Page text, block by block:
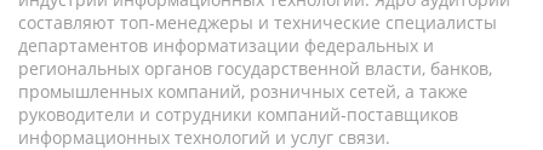
составляют топ-менеджеры и технические специалисты
департаментов информатизации федеральных и
региональных органов государственной власти, банков,
промышленных компаний, розничных сетей, а также
руководители и сотрудники компаний-поставщиков
информационных технологий и услуг связи.